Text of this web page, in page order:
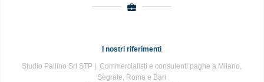
I nostri riferimenti
Studio Pallino Srl STP | Commercialisti e consulenti paghe a Milano,
Segrate, Roma e Bari